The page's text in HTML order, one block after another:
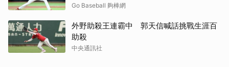
Go Baseball 夠棒網
外野助殺王連霸中 郭天信喊話挑戰生涯百
助殺
中央通訊社